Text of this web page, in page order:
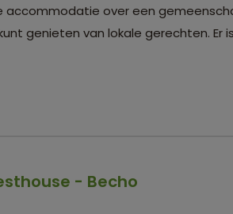
over een
genieten van lokale gerechten. Er
- Becho